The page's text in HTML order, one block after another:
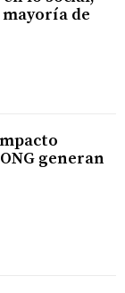
de
generan